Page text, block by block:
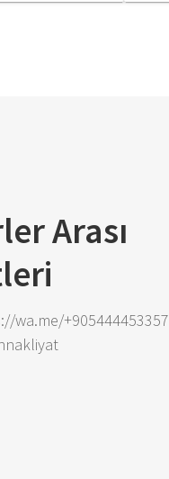
Arası
wa.me/+905444453357